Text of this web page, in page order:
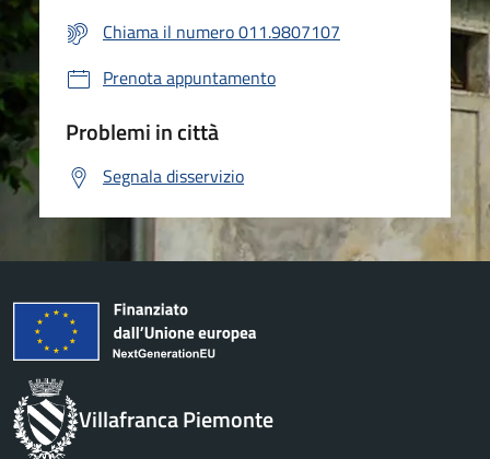
Chiama il numero 011.9807107
Prenota appuntamento
Problemi in città
Segnala disservizio
Villafranca Piemonte